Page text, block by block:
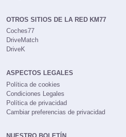
OTROS SITIOS DE LA RED KM77
Coches77
DriveMatch
DriveK
ASPECTOS LEGALES
Política de cookies
Condiciones Legales
Política de privacidad
Cambiar preferencias de privacidad